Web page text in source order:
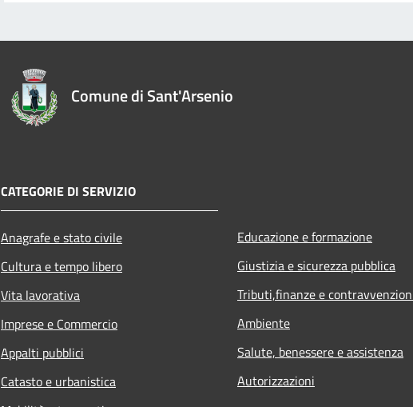
Comune di Sant'Arsenio
CATEGORIE DI SERVIZIO
Anagrafe e stato civile
Cultura e tempo libero
Vita lavorativa
Imprese e Commercio
Appalti pubblici
Catasto e urbanistica
Educazione e formazione
Giustizia e sicurezza pubblica
Tributi,finanze e
Ambiente
Salute, benessere e assistenza
Autorizzazioni